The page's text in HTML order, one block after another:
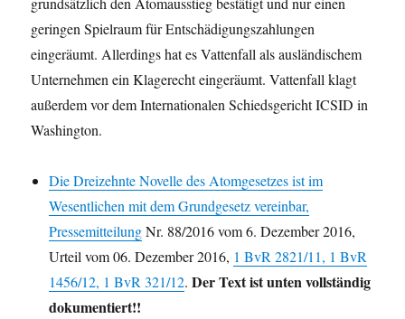
geringen Spielraum für Entschädigungszahlungen
eingeräumt. Allerdings hat es Vattenfall als ausländischem
Unternehmen ein Klagerecht eingeräumt. Vattenfall klagt
außerdem vor dem Internationalen Schiedsgericht ICSID in
Washington.
Die Dreizehnte Novelle des Atomgesetzes ist im
Wesentlichen mit dem Grundgesetz vereinbar,
PressemitteilungNr. 88/2016 vom 6. Dezember 2016,
Urteil vom 06. Dezember 2016, 1 BvR 2821/11, 1 BvR
1456/12, 1 BvR 321/12.Der Text ist unten vollständig
dokumentiert!!